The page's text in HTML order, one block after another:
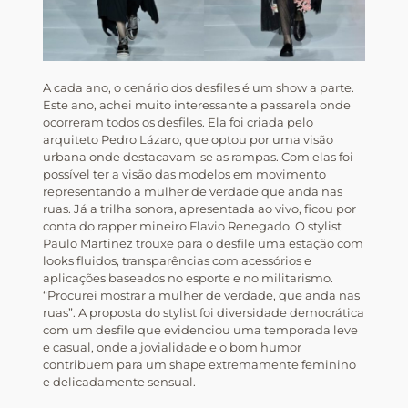
A cada ano, o cenário dos desfiles é um show a parte.
Este ano, achei muito interessante a passarela onde
ocorreram todos os desfiles. Ela foi criada pelo
arquiteto Pedro Lázaro, que optou por uma visão
urbana onde destacavam-se as rampas. Com elas foi
possível ter a visão das modelos em movimento
representando a mulher de verdade que anda nas
ruas. Já a trilha sonora, apresentada ao vivo, ficou por
conta do rapper mineiro Flavio Renegado. O stylist
Paulo Martinez trouxe para o desfile uma estação com
looks fluidos, transparências com acessórios e
aplicações baseados no esporte e no militarismo.
“Procurei mostrar a mulher de verdade, que anda nas
ruas”. A proposta do stylist foi diversidade democrática
com um desfile que evidenciou uma temporada leve
e casual, onde a jovialidade e o bom humor
contribuem para um shape extremamente feminino
e delicadamente sensual.